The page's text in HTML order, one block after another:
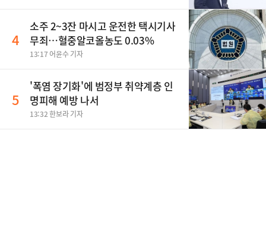
4
소주 2~3잔 마시고 운전한 택시기사
무죄…혈중알코올농도 0.03%
13:17 어윤수 기자
5
'폭염 장기화'에 범정부 취약계층 인
명피해 예방 나서
13:32 한보라 기자